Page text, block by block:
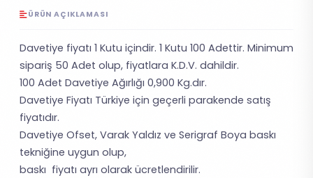
ÜRÜN AÇIKLAMASI
Davetiye fiyatı 1 Kutu içindir. 1 Kutu 100 Adettir. Minimum
sipariş 50 Adet olup, fiyatlara K.D.V. dahildir.
100 Adet Davetiye Ağırlığı 0,900 Kg.dır.
Davetiye Fiyatı Türkiye için geçerli parakende satış
fiyatıdır.
Davetiye Ofset, Varak Yaldız ve Serigraf Boya baskı
tekniğine uygun olup,
baskı fiyatı ayrı olarak ücretlendirilir.